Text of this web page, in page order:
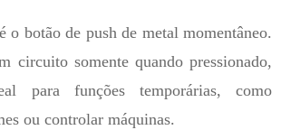
o botão de push de metal momentâneo.
circuito somente quando pressionado,
para funções temporárias, como
ou controlar máquinas.